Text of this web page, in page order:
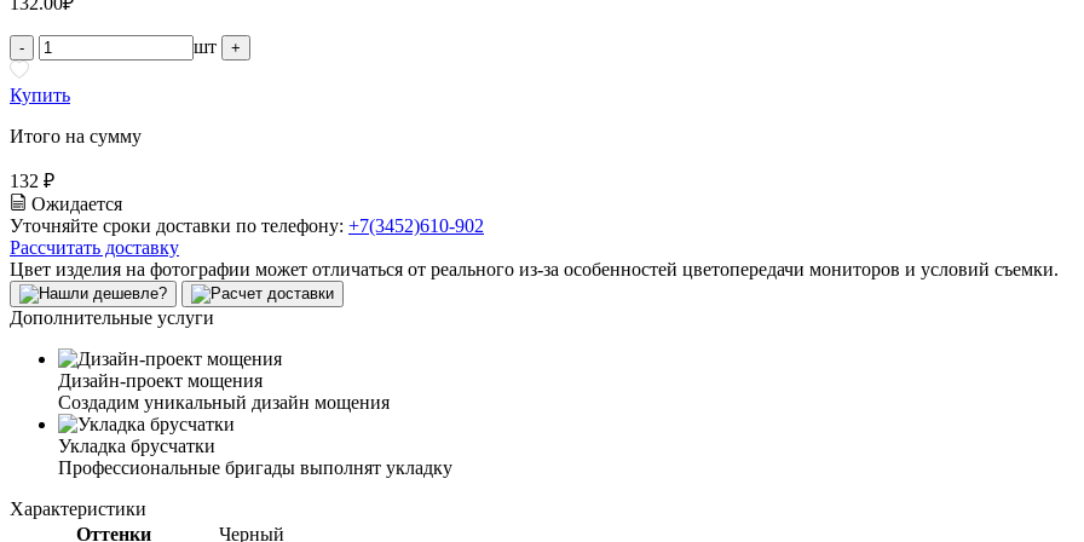
- шт +
Купить
Итого на сумму
132 ₽
Ожидается
Уточняйте сроки доставки по телефону: +7(3452)610-902
Рассчитать доставку
Цвет изделия на фотографии может отличаться от реального из-за особенностей цветопередачи мониторов и условий съемки.
Дополнительные услуги
Дизайн-проект мощения
Создадим уникальный дизайн мощения
Укладка брусчатки
Профессиональные бригады выполнят укладку
Характеристики
Оттенки
Черный